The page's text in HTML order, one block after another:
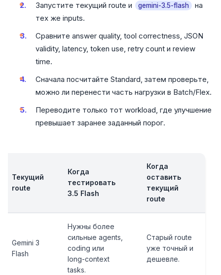
Запустите текущий route и
gemini-3.5-flash
на
тех же inputs.
Сравните answer quality, tool correctness, JSON
validity, latency, token use, retry count и review
time.
Сначала посчитайте Standard, затем проверьте,
можно ли перенести часть нагрузки в Batch/Flex.
Переводите только тот workload, где улучшение
превышает заранее заданный порог.
Текущий
route
Когда
тестировать
3.5 Flash
Когда
оставить
текущий
route
Gemini 3
Flash
Нужны более
сильные agents,
coding или
long-context
tasks.
Старый route
уже точный и
дешевле.